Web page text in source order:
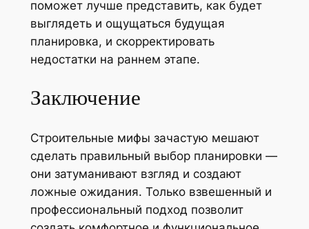
поможет лучше представить, как будет
выглядеть и ощущаться будущая
планировка, и скорректировать
недостатки на раннем этапе.
Заключение
Строительные мифы зачастую мешают
сделать правильный выбор планировки —
они затуманивают взгляд и создают
ложные ожидания. Только взвешенный и
профессиональный подход позволит